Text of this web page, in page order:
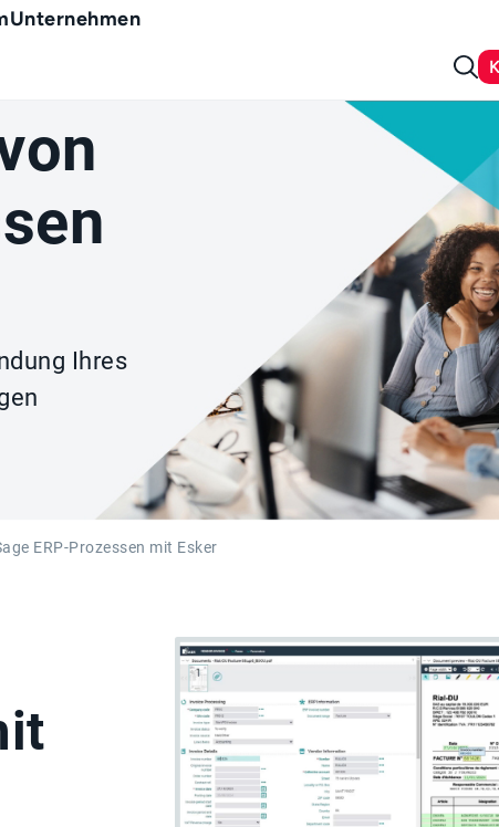
Unternehmen
Ihres
ERP-Prozessen mit Esker